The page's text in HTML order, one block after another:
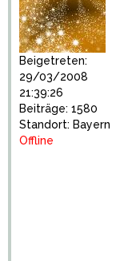
Beigetreten:
29/03/2008
21:39:26
Beiträge: 1580
Standort: Bayern
Offline